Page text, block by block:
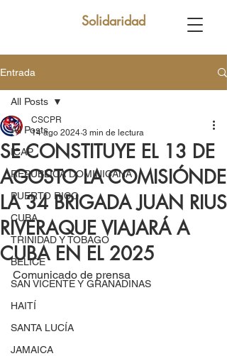
Solidaridad
Entrada
All Posts
ICAP
REPUBLICA DOMINICANA
PUERTO RICO
CUBA
TRINIDAD Y TOBAGO
BELICE
SAN VICENTE Y GRANADINAS
HAITÍ
SANTA LUCÍA
JAMAICA
All Posts
SE CONSTITUYE EL 13 DE
AGOSTO LA COMISIÓNDE
LA 34 BRIGADA JUAN RIUS
RIVERAQUE VIAJARÁ A
CUBA EN EL 2025
CSCPR
14 ago 2024 3 min de lectura
Comunicado de prensa